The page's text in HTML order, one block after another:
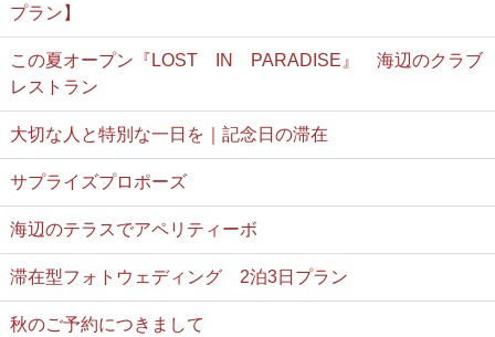
プラン】
この夏オープン『LOST IN PARADISE』 海辺のクラブ
レストラン
大切な人と特別な一日を｜記念日の滞在
サプライズプロポーズ
海辺のテラスでアペリティーボ
滞在型フォトウェディング 2泊3日プラン
秋のご予約につきまして